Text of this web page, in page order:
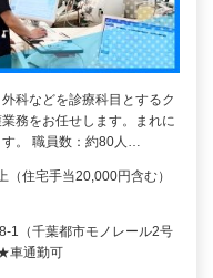
科などを診療科目とするク
務をお任せします。まれに
。 職員数：約80人…
住宅手当20,000円含む）
1（千葉都市モノレール2号
車通勤可